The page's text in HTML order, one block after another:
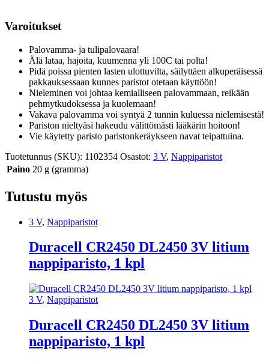
Varoitukset
Palovamma- ja tulipalovaara!
Älä lataa, hajoita, kuumenna yli 100C tai polta!
Pidä poissa pienten lasten ulottuvilta, säilyttäen alkuperäisessä
pakkauksessaan kunnes paristot otetaan käyttöön!
Nieleminen voi johtaa kemialliseen palovammaan, reikään
pehmytkudoksessa ja kuolemaan!
Vakava palovamma voi syntyä 2 tunnin kuluessa nielemisestä!
Pariston nieltyäsi hakeudu välittömästi lääkärin hoitoon!
Vie käytetty paristo paristonkeräykseen navat teipattuina.
Tuotetunnus (SKU): 1102354 Osastot: 3 V, Nappiparistot
Paino 20 g (gramma)
Tutustu myös
3 V, Nappiparistot
Duracell CR2450 DL2450 3V litium
nappiparisto, 1 kpl
3 V, Nappiparistot
Duracell CR2450 DL2450 3V litium
nappiparisto, 1 kpl